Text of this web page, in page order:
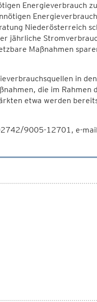
Energieverbrauch
Niederösterreich
jährliche
Maßnahmen
in
die im Rahmen
etwa werden
9005-12701, e-mail